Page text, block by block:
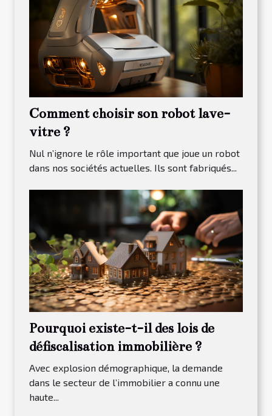
Comment choisir son robot lave-
vitre ?
Nul n’ignore le rôle important que joue un robot
dans nos sociétés actuelles. Ils sont fabriqués...
Pourquoi existe-t-il des lois de
défiscalisation immobilière ?
Avec explosion démographique, la demande
dans le secteur de l’immobilier a connu une
haute...